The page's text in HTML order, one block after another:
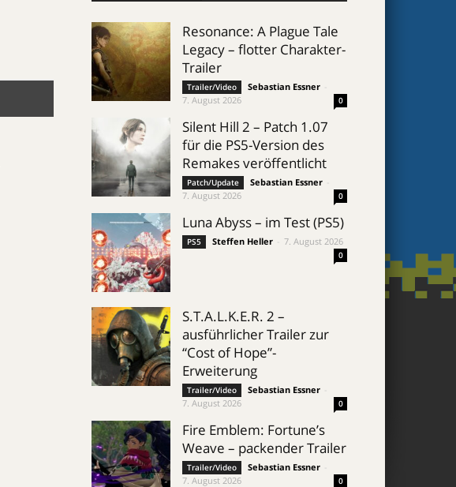
Resonance: A Plague Tale
Legacy – flotter Charakter-
Trailer
Trailer/Video Sebastian Essner
7. August 2026
0
Silent Hill 2 – Patch 1.07
für die PS5-Version des
Remakes veröffentlicht
Patch/Update Sebastian Essner
7. August 2026
0
Luna Abyss – im Test (PS5)
PS5 Steffen Heller 7. August 2026
0
S.T.A.L.K.E.R. 2 –
ausführlicher Trailer zur
“Cost of Hope”-
Erweiterung
Trailer/Video Sebastian Essner
7. August 2026
0
Fire Emblem: Fortune’s
Weave – packender Trailer
Trailer/Video Sebastian Essner
7. August 2026
0